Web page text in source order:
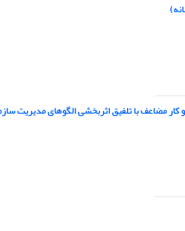
مضاعف با تلفیق اثربخشی الگوهای مدیریت